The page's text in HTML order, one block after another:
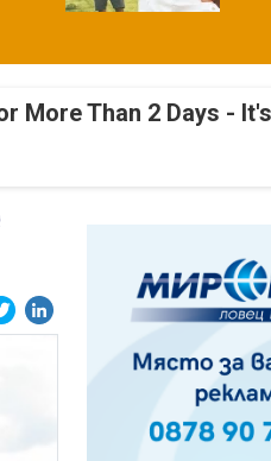
More Than 2 Days -